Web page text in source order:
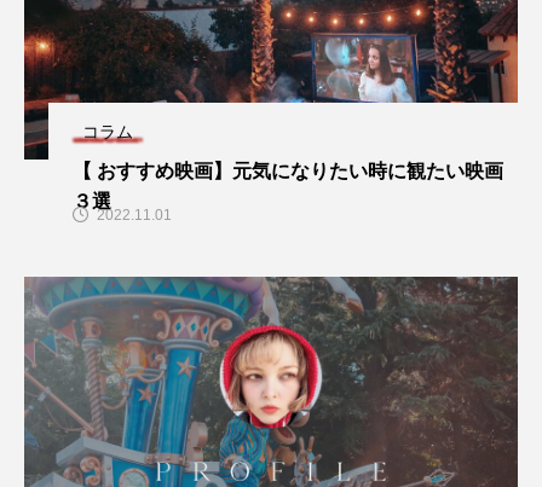
コラム
【 おすすめ映画】元気になりたい時に観たい映画
３選
2022.11.01